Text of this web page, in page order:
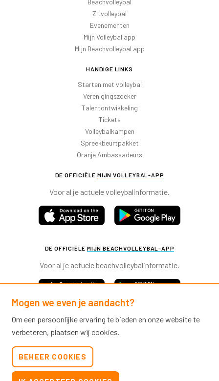
Zitvolleybal
Evenementen
Mijn Volleybal app
Mijn Beachvolleybal app
HANDIGE LINKS
Starten met volleybal
Verenigingszoeker
Talentontwikkeling
Tickets
Volleybalkampen
Spreekbeurtpakket
Oranje Ambassadeurs
DE OFFICIËLE MIJN VOLLEYBAL-APP
Voor al je actuele volleybalinformatie.
DE OFFICIËLE MIJN BEACHVOLLEYBAL-APP
Voor al je actuele beachvolleybalinformatie.
Mogen we even je aandacht?
Om een persoonlijke ervaring te bieden en onze website te
verbeteren, plaatsen wij cookies.
BEHEER COOKIES